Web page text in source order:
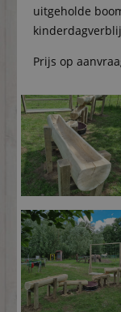
uitgeholde
Prijs op